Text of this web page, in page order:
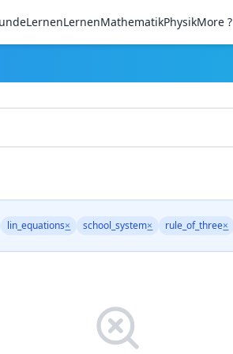
LernenLernenMathematikPhysikMore ?
lin_equations× school_system× rule_of_three×